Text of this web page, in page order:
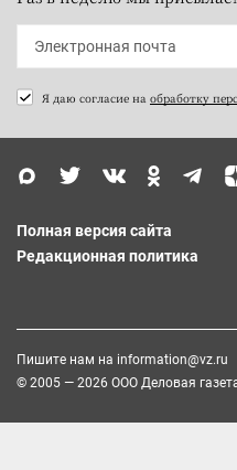
Я даю согласие на обработку
Полная версия сайта
Редакционная политика
Пишите нам на information@vz.ru
© 2005 — 2026 ООО Деловая